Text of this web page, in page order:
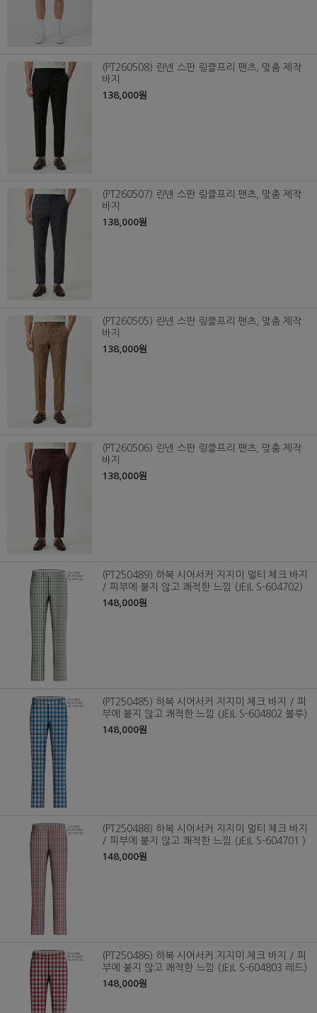
(PT260508) 린넨 스판 링클프리 팬츠, 맞춤 제작
바지
138,000원
(PT260507) 린넨 스판 링클프리 팬츠, 맞춤 제작
바지
138,000원
(PT260505) 린넨 스판 링클프리 팬츠, 맞춤 제작
바지
138,000원
(PT260506) 린넨 스판 링클프리 팬츠, 맞춤 제작
바지
138,000원
(PT250489) 하복 시어서커 지지미 멀티 체크 바지
/ 피부에 붙지 않고 쾌적한 느낌 (JEIL S-604702)
148,000원
(PT250485) 하복 시어서커 지지미 체크 바지 / 피
부에 붙지 않고 쾌적한 느낌 (JEIL S-604802 블루)
148,000원
(PT250488) 하복 시어서커 지지미 멀티 체크 바지
/ 피부에 붙지 않고 쾌적한 느낌 (JEIL S-604701 )
148,000원
(PT250486) 하복 시어서커 지지미 체크 바지 / 피
부에 붙지 않고 쾌적한 느낌 (JEIL S-604803 레드)
148,000원